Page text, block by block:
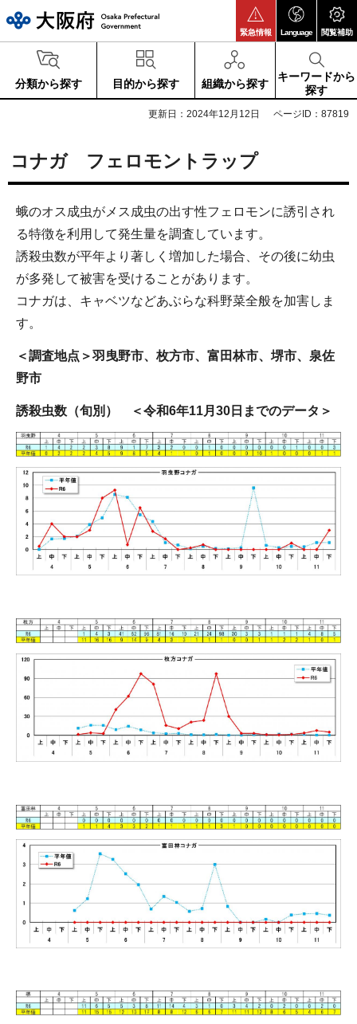
緊急情報 Language 閲覧補助
分類から探す 目的から探す 組織から探す
キーワードから
探す
更新日：2024年12月12日 ページID：87819
コナガ フェロモントラップ
蛾のオス成虫がメス成虫の出す性フェロモンに誘引され
る特徴を利用して発生量を調査しています。
誘殺虫数が平年より著しく増加した場合、その後に幼虫
が多発して被害を受けることがあります。
コナガは、キャベツなどあぶらな科野菜全般を加害しま
す。
＜調査地点＞羽曳野市、枚方市、富田林市、堺市、泉佐
野市
誘殺虫数（旬別） ＜令和6年11月30日までのデータ＞